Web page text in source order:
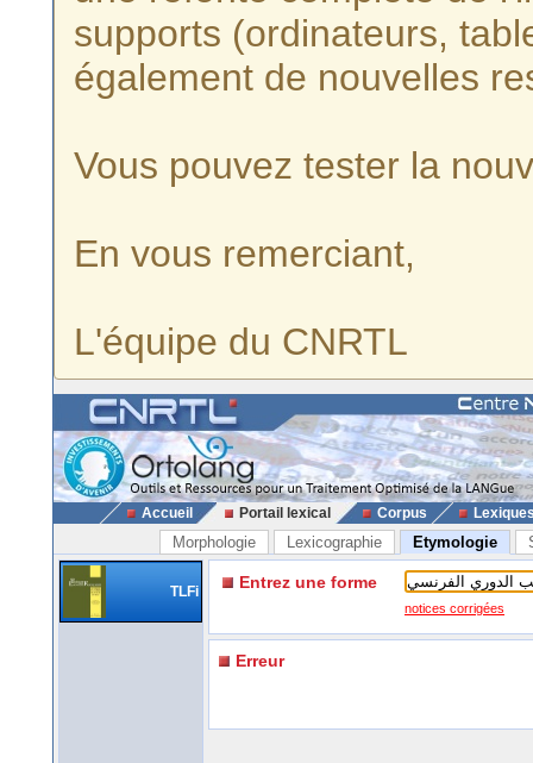
supports (ordinateurs,
également de nouvelles
Vous pouvez tester la
En vous remerciant,
L'équipe du CNRTL
Accueil Portail lexical Corpus
Morphologie Lexicographie Etymologie
TLFi Entrez une forme
notices corrigées
Erreur